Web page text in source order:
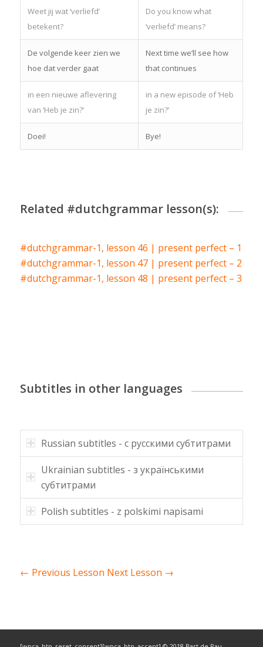
Weet jij wat ‘verliefd’
betekent?
Do you know what
‘verliefd’ means?
De volgende keer zien we
hoe dat verder gaat
Next time we’ll see how
that continues
in een nieuwe aflevering
van ‘Heb je zin?’
in a new episode of ‘Heb
je zin?’
Doei! Bye!
Related #dutchgrammar lesson(s):
#dutchgrammar-1, lesson 46 | present perfect – 1
#dutchgrammar-1, lesson 47 | present perfect – 2
#dutchgrammar-1, lesson 48 | present perfect – 3
Subtitles in other languages
Russian subtitles - с русскими субтитрами
Ukrainian subtitles - з українськими
субтитрами
Polish subtitles - z polskimi napisami
← Previous Lesson Next Lesson →